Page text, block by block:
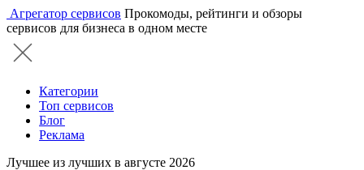
Агрегатор сервисов Прокомоды, рейтинги и обзоры
сервисов для бизнеса в одном месте
Категории
Топ сервисов
Блог
Реклама
Лучшее из лучших в августе 2026